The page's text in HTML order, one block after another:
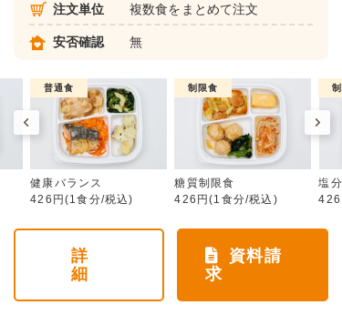
注文単位 複数食をまとめて注文
安否確認 無
普通食
健康バランス
426円(1食分/税込)
制限食
糖質制限食
426円(1食分/税込)
塩
詳
細
資料請
求